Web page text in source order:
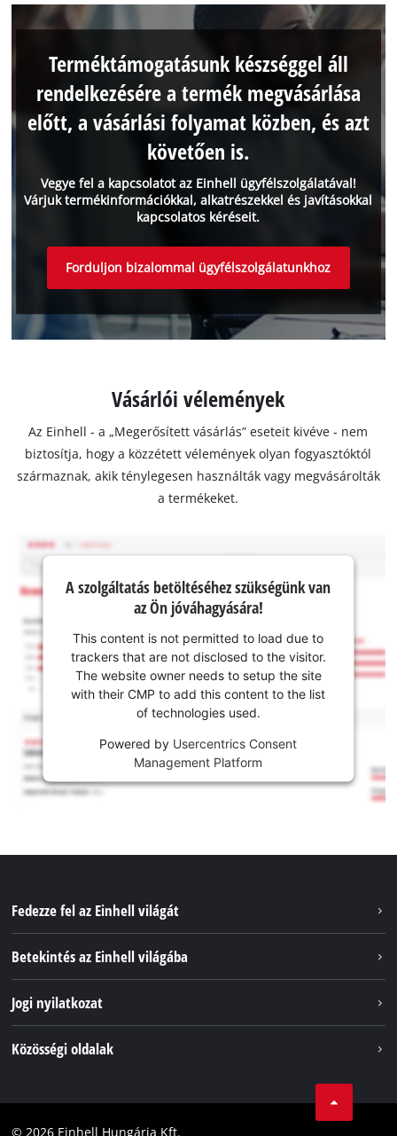
Vegye fel a kapcsolatot az Einhell ügyfélszolgálatával!
Várjuk termékinformációkkal, alkatrészekkel és javításokkal
kapcsolatos kéréseit.
Terméktámogatásunk készséggel áll
rendelkezésére a termék megvásárlása
előtt, a vásárlási folyamat közben, és azt
követően is.
Forduljon bizalommal ügyfélszolgálatunkhoz
Vásárlói vélemények
Az Einhell - a „Megerősített vásárlás” eseteit kivéve - nem
biztosítja, hogy a közzétett vélemények olyan fogyasztóktól
származnak, akik ténylegesen használták vagy megvásárolták
a termékeket.
A szolgáltatás betöltéséhez szükségünk van
az Ön jóváhagyására!
This content is not permitted to load due to
trackers that are not disclosed to the visitor.
The website owner needs to setup the site
with their CMP to add this content to the list
of technologies used.
Powered by Usercentrics Consent
Management Platform
Fedezze fel az Einhell világát
Betekintés az Einhell világába
Az Einhell világszerte
Jogi nyilatkozat
Akadálymentesítési Nyilatkozat
Közösségi oldalak
© 2026 Einhell Hungária Kft.